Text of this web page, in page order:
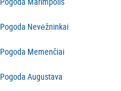
Pogoda Nevėžninkai
Pogoda Memenčiai
Pogoda Augustava